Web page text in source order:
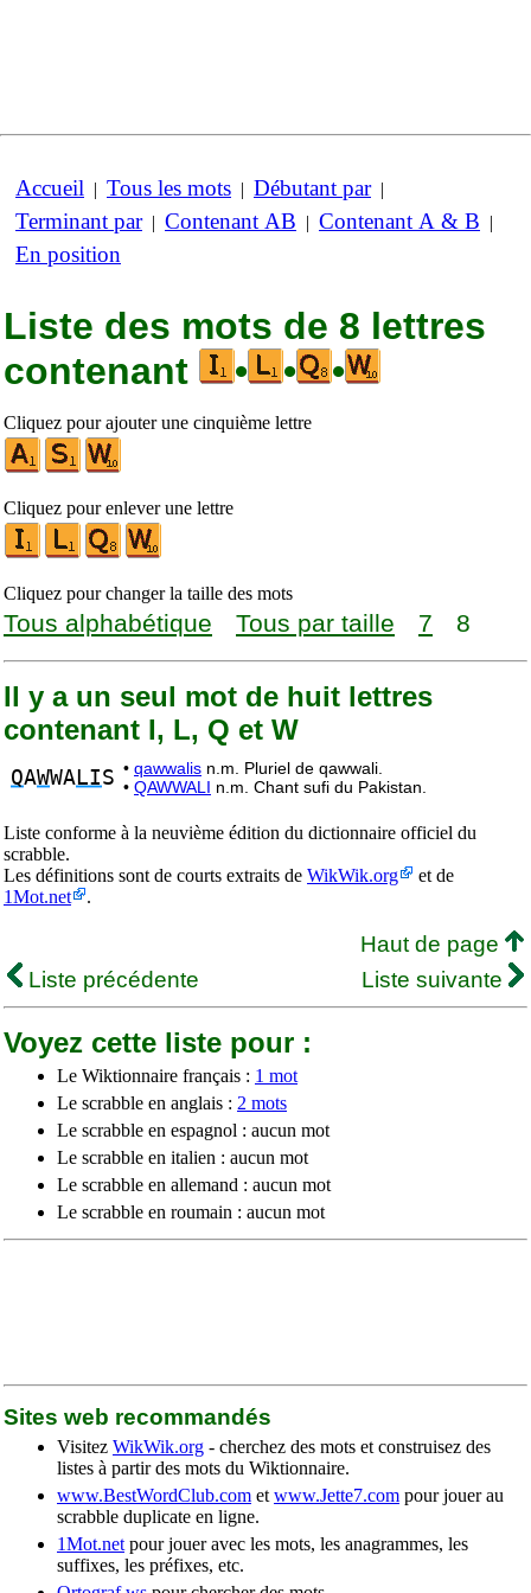
Accueil | Tous les mots | Débutant par|
Terminant par| Contenant AB | Contenant A & B |
En position
Liste des mots de 8 lettres
contenant
• • •
Cliquez pour ajouter une cinquième lettre
Cliquez pour enlever une lettre
Cliquez pour changer la taille des mots
Tous alphabétique Tous par taille 7 8
Il y a un seul mot de huit lettres
contenant I, L, Q et W
QAWWALIS • qawwalis n.m. Pluriel de qawwali.
• QAWWALI n.m. Chant sufi du Pakistan.
Liste conforme à la neuvième édition du dictionnaire officiel du
scrabble.
Les définitions sont de courts extraits de WikWik.org
et de
1Mot.net
.
Haut de page
Liste précédente
Liste suivante
Voyez cette liste pour :
Le Wiktionnaire français : 1 mot
Le scrabble en anglais : 2 mots
Le scrabble en espagnol : aucun mot
Le scrabble en italien : aucun mot
Le scrabble en allemand : aucun mot
Le scrabble en roumain : aucun mot
Sites web recommandés
Visitez WikWik.org - cherchez des mots et construisez des
listes à partir des mots du Wiktionnaire.
www.BestWordClub.com et www.Jette7.com pour jouer au
scrabble duplicate en ligne.
1Mot.net pour jouer avec les mots, les anagrammes, les
suffixes, les préfixes, etc.